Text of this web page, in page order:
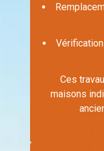
Ces
maisons